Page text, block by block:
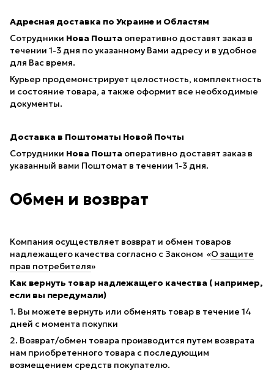
Адресная доставка по Украине и Областям
Сотрудники Нова Пошта оперативно доставят заказ в
течении 1-3 дня по указанному Вами адресу и в удобное
для Вас время.
Курьер продемонстрирует целостность, комплектность
и состояние товара, а также оформит все необходимые
документы.
Доставка в Поштоматы Новой Почты
Сотрудники Нова Пошта оперативно доставят заказ в
указанный вами Поштомат в течении 1-3 дня.
Обмен и возврат
Компания осуществляет возврат и обмен товаров
надлежащего качества согласно с Законом «О защите
прав потребителя»
Как вернуть товар надлежащего качества ( например,
если вы передумали)
1. Вы можете вернуть или обменять товар в течение 14
дней с момента покупки
2. Возврат/обмен товара производится путем возврата
нам приобретенного товара с последующим
возмещением средств покупателю.